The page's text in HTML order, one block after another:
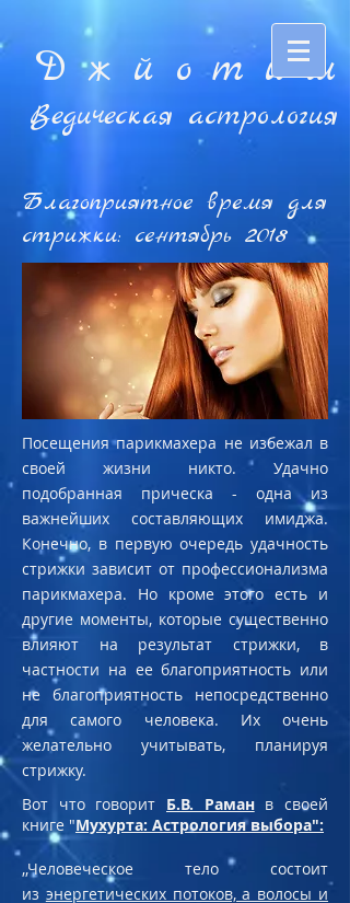
Д ж й o т и ш
Ведическая астрология
Благоприятное время для
стрижки: сентябрь 2018
Посещения парикмахера не избежал в
своей жизни никто. Удачно
подобранная прическа - одна из
важнейших составляющих имиджа.
Конечно, в первую очередь удачность
стрижки зависит от профессионализма
парикмахера. Но кроме этого есть и
другие моменты, которые существенно
влияют на результат стрижки, в
частности на ее благоприятность или
не благоприятность непосредственно
для самого человека. Их очень
желательно учитывать, планируя
стрижку.
Вот что говорит Б.В. Раманв своей
книге "Мухурта: Астрология выбора":
,,Человеческое тело состоит
из энергетических потоков, а волосы и